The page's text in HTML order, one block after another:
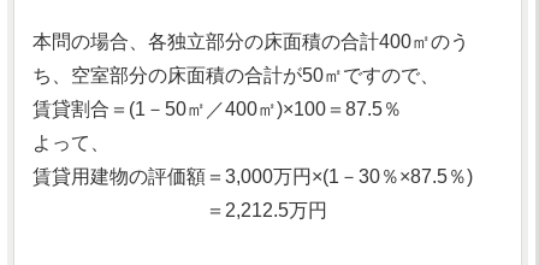
本問の場合、各独立部分の床面積の合計400㎡のう
ち、空室部分の床面積の合計が50㎡ですので、
賃貸割合＝(1－50㎡／400㎡)×100＝87.5％
よって、
賃貸用建物の評価額＝3,000万円×(1－30％×87.5％)
＝2,212.5万円